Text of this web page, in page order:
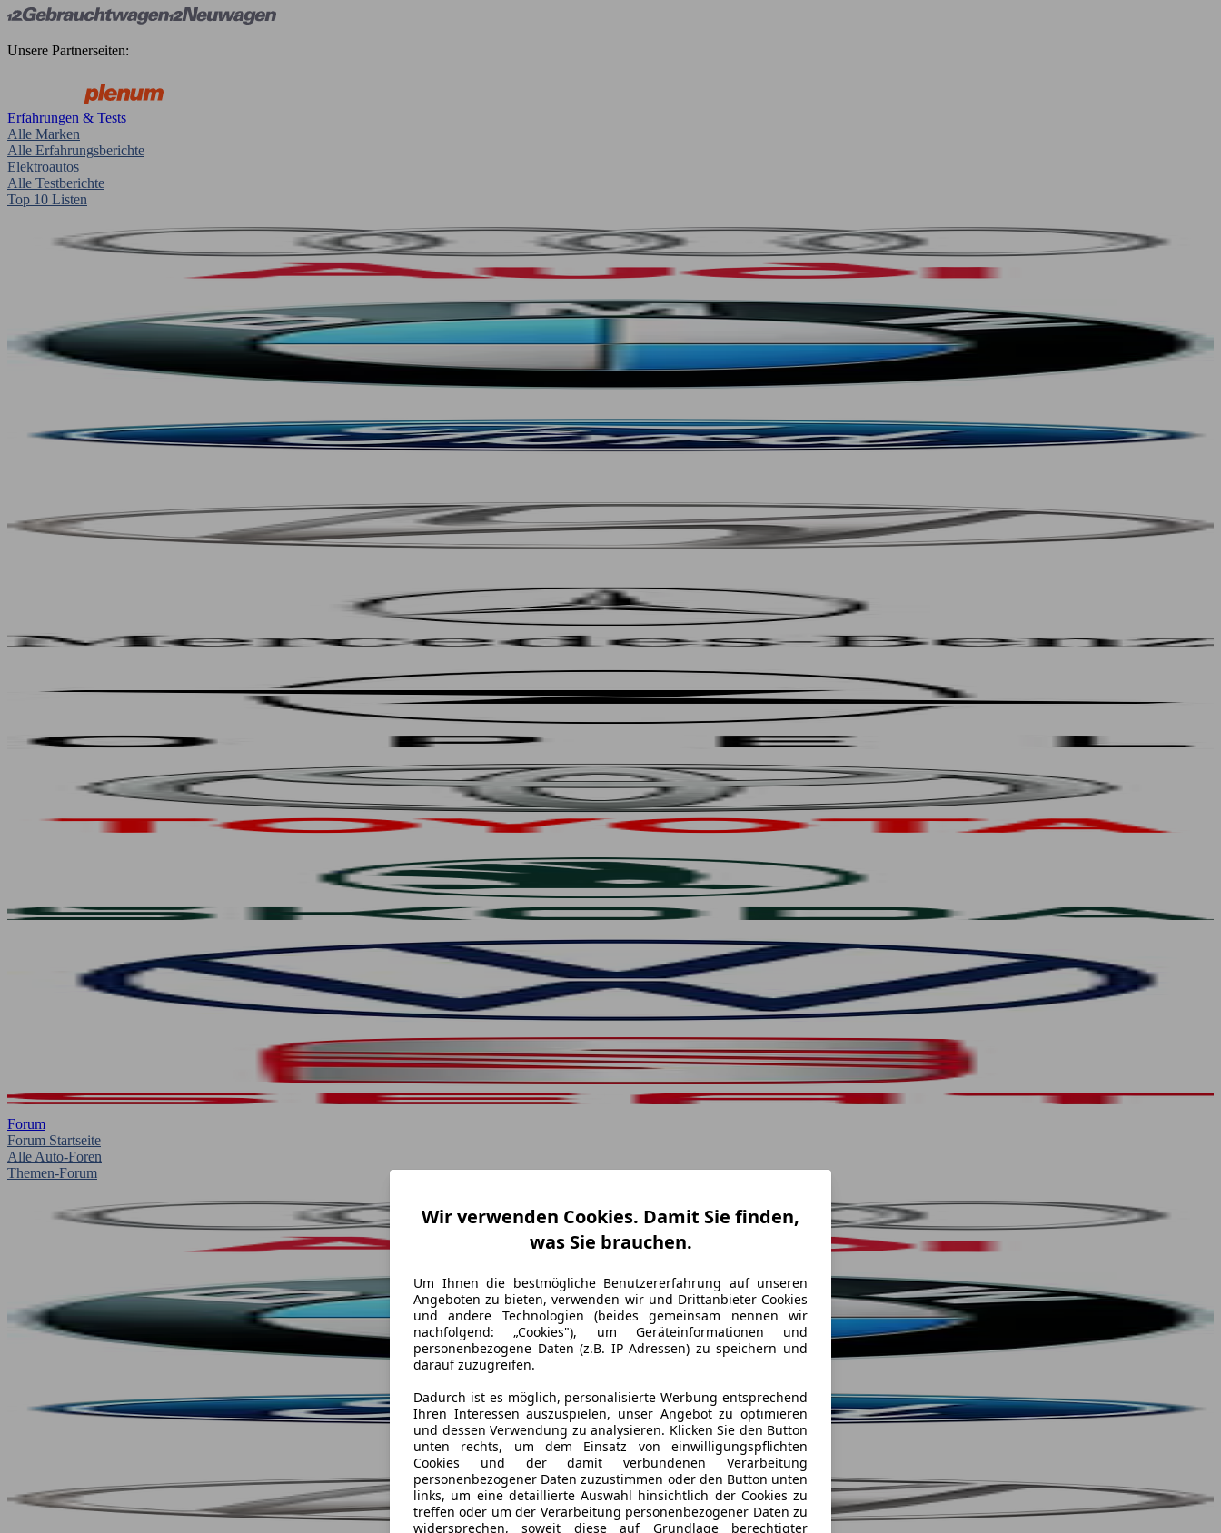
Unsere Partnerseiten:
Erfahrungen & Tests
Alle Marken
Alle Erfahrungsberichte
Elektroautos
Alle Testberichte
Top 10 Listen
Forum
Forum Startseite
Alle Auto-Foren
Themen-Forum
Wir verwenden Cookies. Damit Sie finden,
was Sie brauchen.
Um Ihnen die bestmögliche Benutzererfahrung auf unseren
Angeboten zu bieten, verwenden wir und Drittanbieter Cookies
und andere Technologien (beides gemeinsam nennen wir
nachfolgend: „Cookies"), um Geräteinformationen und
personenbezogene Daten (z.B. IP Adressen) zu speichern und
darauf zuzugreifen.
Dadurch ist es möglich, personalisierte Werbung entsprechend
Ihren Interessen auszuspielen, unser Angebot zu optimieren
und dessen Verwendung zu analysieren. Klicken Sie den Button
unten rechts, um dem Einsatz von einwilligungspflichten
Cookies und der damit verbundenen Verarbeitung
personenbezogener Daten zuzustimmen oder den Button unten
links, um eine detaillierte Auswahl hinsichtlich der Cookies zu
treffen oder um der Verarbeitung personenbezogener Daten zu
widersprechen, soweit diese auf Grundlage berechtigter